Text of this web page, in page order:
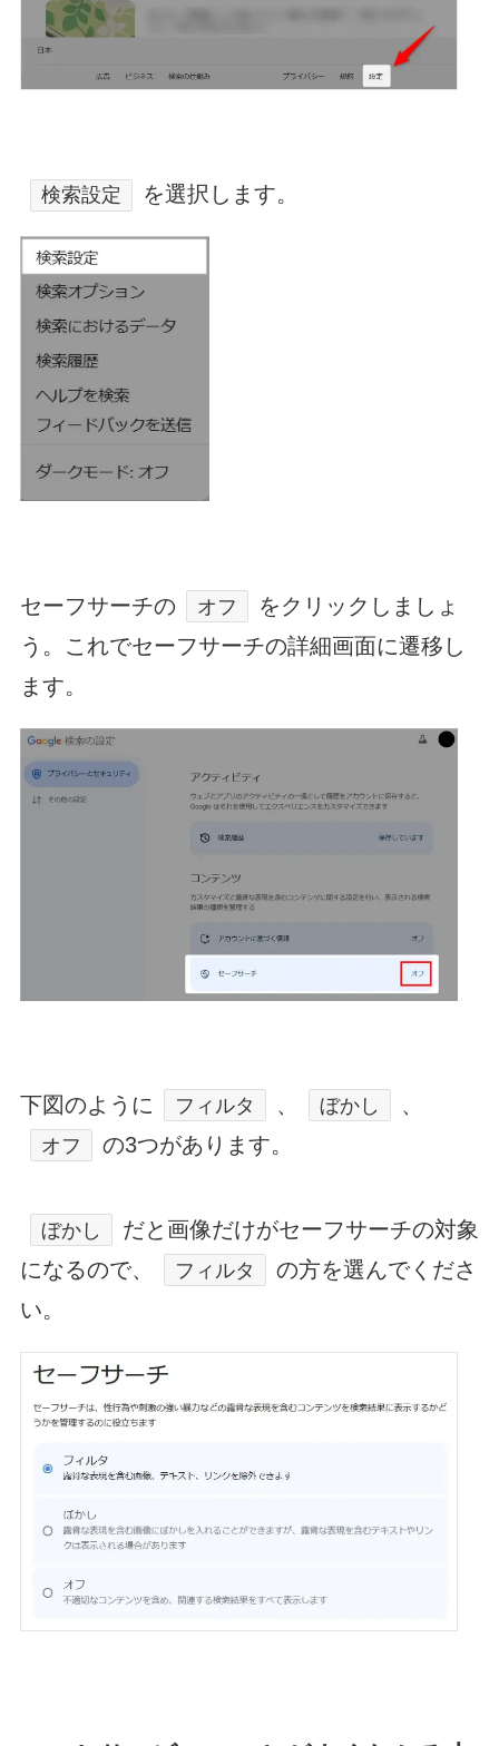
検索設定 を選択します。
セーフサーチの オフ
をクリックしましょ
う。これでセーフサーチの詳細画面に遷移し
ます。
下図のように フィルタ 、 ぼかし 、
オフ の3つがあります。
ぼかし
だと画像だけがセーフサーチの対象
になるので、
フィルタ
の方を選んでくださ
い。